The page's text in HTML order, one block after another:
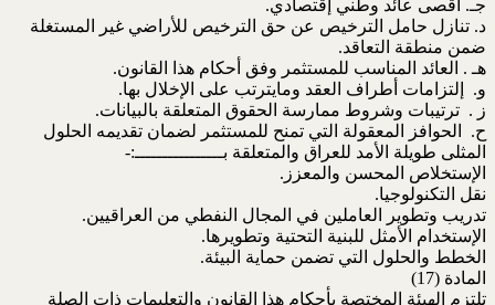
جـ. أقصى عائد وطني إقتصادي.
د. تنازل حامل الترخيص عن حق الترخيص للأراضي غير المستغلة
ضمن منطقة التعاقد.
هـ . العائد المناسب للمستثمر وفق أحكام هذا القانون.
و. إلتزامات أطراف العقد ومايترتب على الإخلال بها.
ز . ترتيبات وشروط ممارسة الحقوق المتعلقة بالبيانات.
ح. الحوافز المعقولة التي تمنح للمستثمر لضمان تقديمه الحلول
المثلى طويلة الأمد للعراق والمتعلقة بــــــــــــــــ:-
الإستخلاص المحسن والمعزز.
نقل التكنولوجيا.
تدريب وتطوير العاملين في المجال النفطي من العراقيين.
الإستخدام الأمثل للبنية التحتية وتطويرها.
الخطط والحلول التي تضمن حماية البيئة.
المادة (17)
تلتزم الهيئة المختصة بأحكام هذا القانون والتعليمات ذات الصلة